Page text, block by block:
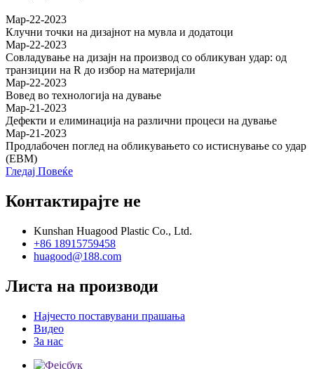
Мар-22-2023
Клучни точки на дизајнот на мувла и додатоци
Мар-22-2023
Совладување на дизајн на производ со обликуван удар: од
транзиции на R до избор на материјали
Мар-22-2023
Вовед во технологија на дување
Мар-21-2023
Дефекти и елиминација на различни процеси на дување
Мар-21-2023
Продлабочен поглед на обликувањето со истиснување со удар
(EBM)
Гледај Повеќе
Контактирајте не
Kunshan Huagood Plastic Co., Ltd.
+86 18915759458
huagood@188.com
Листа на производи
Најчесто поставувани прашања
Видео
За нас